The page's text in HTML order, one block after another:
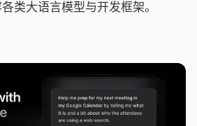
类大语言模型与开发框架。